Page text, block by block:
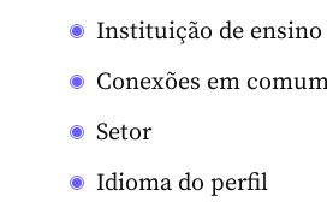
Instituição de ensino
Conexões em
Setor
Idioma do perfil